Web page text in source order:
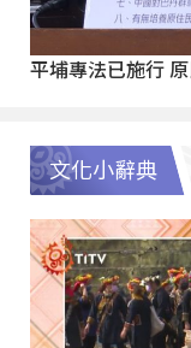
平埔專法已施行
文化小辭典